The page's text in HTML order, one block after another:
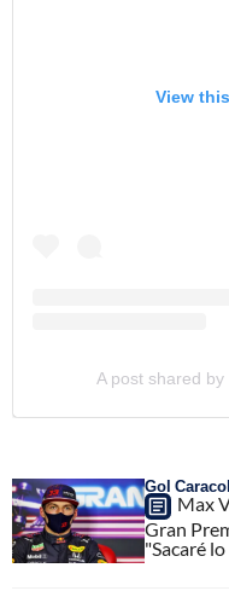
View
A post shared
Gol Caracol
Max
Gran
"Sacaré